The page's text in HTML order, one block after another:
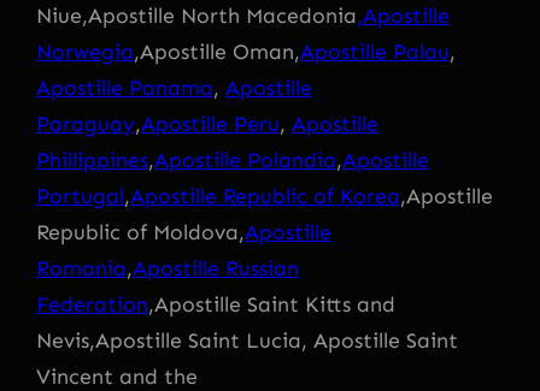
Niue,Apostille North Macedonia,Apostille
Norwegia,Apostille Oman,Apostille Palau,
Apostille Panama, Apostille
Paraguay,Apostille Peru, Apostille
Phillippines,Apostille Polandia,Apostille
Portugal,Apostille Republic of Korea,Apostille
Republic of Moldova,Apostille
Romania,Apostille Russian
Federation,Apostille Saint Kitts and
Nevis,Apostille Saint Lucia, Apostille Saint
Vincent and the